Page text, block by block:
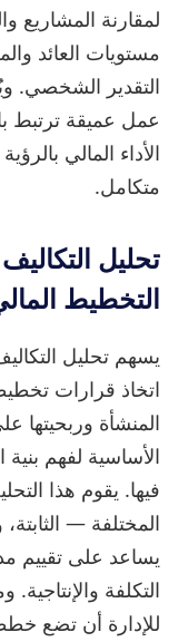
لمقارنة المشاريع
مستويات العائد
التقدير الشخصي.
عمل عميقة ترتبط
الأداء المالي
متكامل.
تحليل
التخطيط
يسهم تحليل
اتخاذ قرارات
المنشأة وربحيتها
الأساسية لفهم بنية
فيها. يقوم هذا
المختلفة —
يساعد على تقييم
التكلفة
للإدارة أن تضع